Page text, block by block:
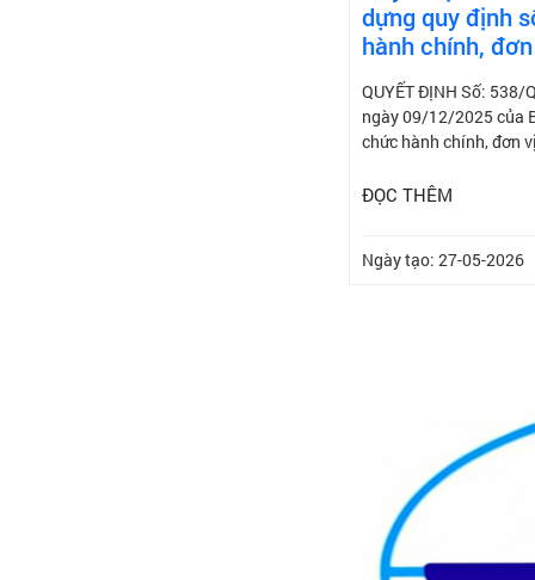
dựng quy định
hành chính,
QUYẾT ĐỊNH Số: 538/
ngày 09/12/2025 của
chức hành chính, đơn
ĐỌC THÊM
Ngày tạo: 27-05-2026